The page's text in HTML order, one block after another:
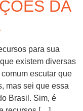
DA
para sua
existem diversas
escutar que
mas sei que essa
Brasil. Sim, é